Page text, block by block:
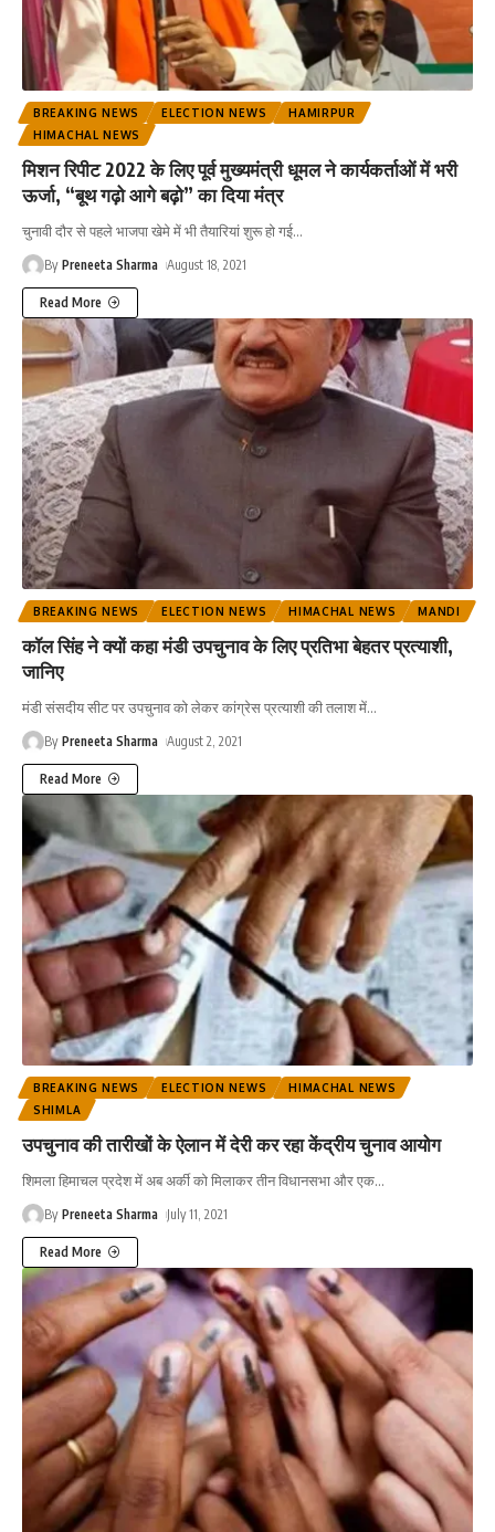
BREAKING NEWS ELECTION NEWS
HAMIRPUR
HIMACHAL NEWS
मिशन रिपीट 2022 के लिए पूर्व मुख्यमंत्री धूमल ने कार्यकर्ताओं में भरी
ऊर्जा, “बूथ गढ़ो आगे बढ़ो” का दिया मंत्र
चुनावी दौर से पहले भाजपा खेमे में भी तैयारियां शुरू हो गई…
By Preneeta Sharma August 18, 2021
Read More
BREAKING NEWS ELECTION NEWS HIMACHAL NEWS MANDI
कॉल सिंह ने क्यों कहा मंडी उपचुनाव के लिए प्रतिभा बेहतर प्रत्याशी,
जानिए
मंडी संसदीय सीट पर उपचुनाव को लेकर कांग्रेस प्रत्याशी की तलाश में…
By Preneeta Sharma August 2, 2021
Read More
BREAKING NEWS ELECTION NEWS
HIMACHAL NEWS
SHIMLA
उपचुनाव की तारीखों के ऐलान में देरी कर रहा केंद्रीय चुनाव आयोग
शिमला हिमाचल प्रदेश में अब अर्की को मिलाकर तीन विधानसभा और एक…
By Preneeta Sharma July 11, 2021
Read More